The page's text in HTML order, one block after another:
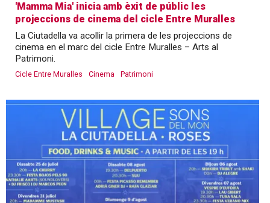
'Mamma Mia' inicia amb èxit de públic les
projeccions de cinema del cicle Entre Muralles
La Ciutadella va acollir la primera de les projeccions de
cinema en el marc del cicle Entre Muralles – Arts al
Patrimoni.
Cicle Entre Muralles Cinema Patrimoni